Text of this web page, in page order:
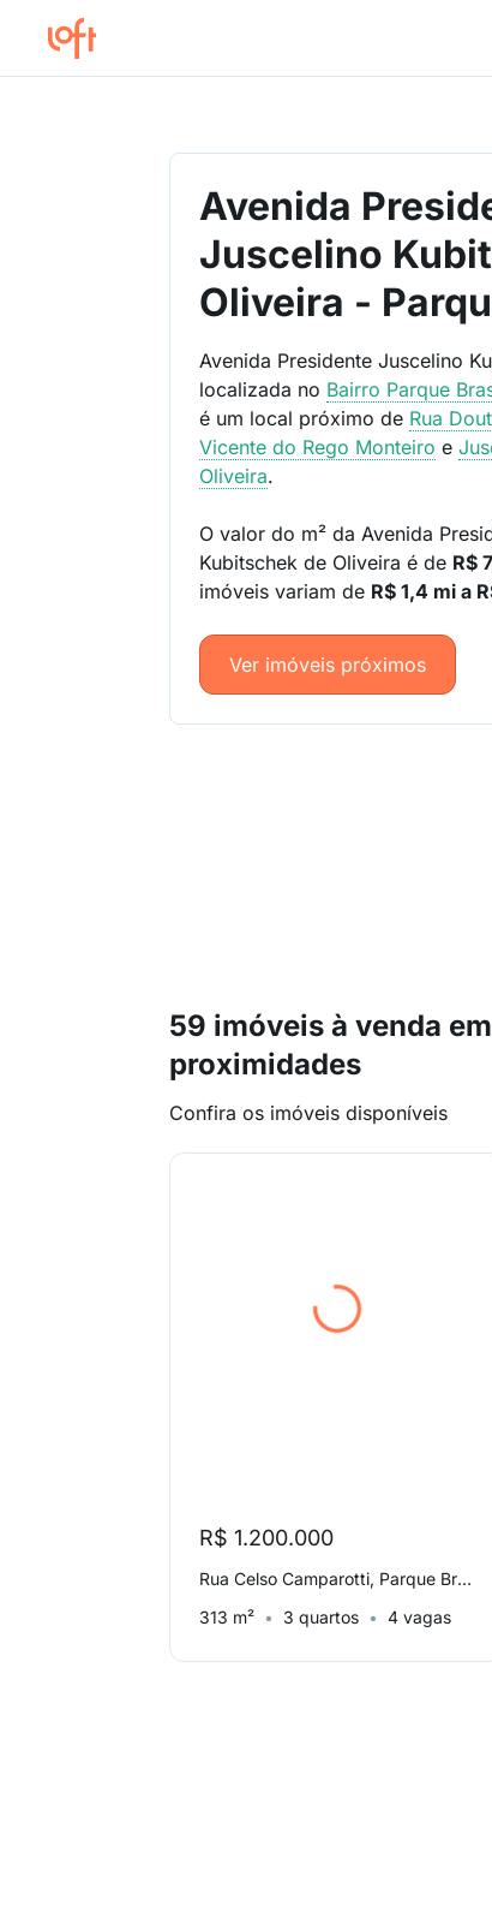
Avenida
Juscelino
Oliveira -
Avenida Presidente Juscelino
localizada no Bairro Parque
é um local próximo de Rua
Vicente do Rego Monteiro e
Oliveira.
O valor do m² da Avenida
Kubitschek de Oliveira é de R$
imóveis variam de R$ 1,4 mi a
Ver imóveis próximos
59 imóveis à venda
proximidades
Confira os imóveis disponíveis
R$ 1.200.000
Rua Celso Camparotti, Parque Brasil 500
313 m²
3 quartos 4 vagas